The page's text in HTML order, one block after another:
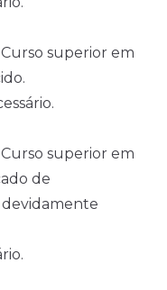
Curso superior em
Curso superior em
de
devidamente